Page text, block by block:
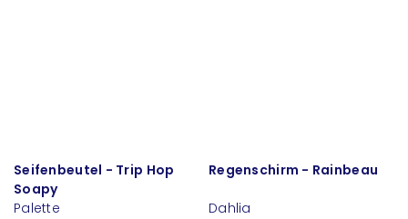
Seifenbeutel - Trip Hop
Soapy
Palette
Regenschirm - Rainbeau
Dahlia